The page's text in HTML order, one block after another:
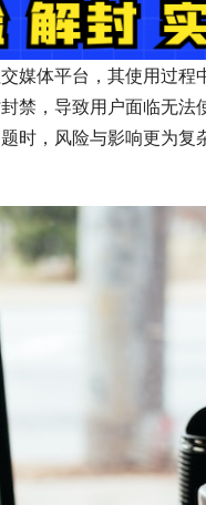
媒体平台，其使用过程
禁，导致用户面临无法
时，风险与影响更为复